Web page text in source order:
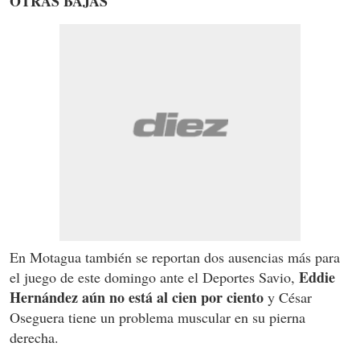
En Motagua también se reportan dos ausencias más para
el juego de este domingo ante el Deportes Savio, Eddie
Hernández aún no está al cien por ciento y César
Oseguera tiene un problema muscular en su pierna
derecha.